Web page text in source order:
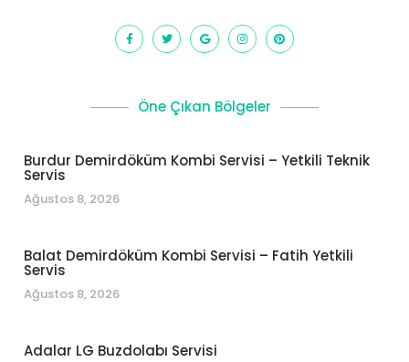
Öne Çıkan Bölgeler
Burdur Demirdöküm Kombi Servisi – Yetkili Teknik
Servis
Ağustos 8, 2026
Balat Demirdöküm Kombi Servisi – Fatih Yetkili
Servis
Ağustos 8, 2026
Adalar LG Buzdolabı Servisi